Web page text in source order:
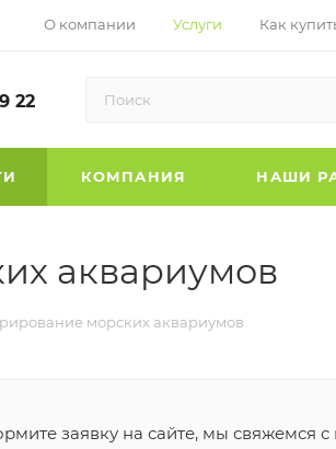
О компании Услуги Как
22
КОМПАНИЯ НАШИ
аквариумов
морских аквариумов
заявку на сайте, мы свяжемся